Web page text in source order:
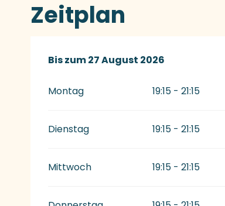
Zeitplan
vom2 Juli 2026bis zum
Bis zum27 August 2026
Montag 19:15 - 21:15
Dienstag 19:15 - 21:15
Mittwoch 19:15 - 21:15